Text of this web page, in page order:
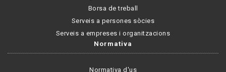
Borsa de treball
Serveis a persones sòcies
Serveis a empreses i organitzacions
Normativa
Normativa d'us